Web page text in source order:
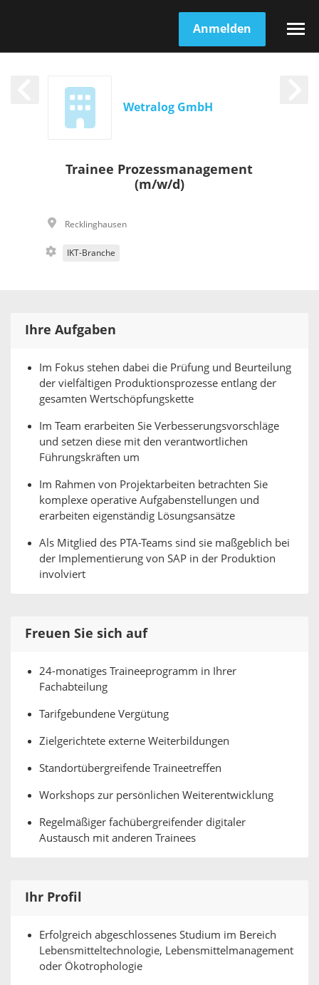
Anmelden
Wetralog GmbH
Trainee Prozessmanagement
(m/w/d)
Recklinghausen
IKT-Branche
Ihre Aufgaben
Im Fokus stehen dabei die Prüfung und Beurteilung
der vielfältigen Produktionsprozesse entlang der
gesamten Wertschöpfungskette
Im Team erarbeiten Sie Verbesserungsvorschläge
und setzen diese mit den verantwortlichen
Führungskräften um
Im Rahmen von Projektarbeiten betrachten Sie
komplexe operative Aufgabenstellungen und
erarbeiten eigenständig Lösungsansätze
Als Mitglied des PTA-Teams sind sie maßgeblich bei
der Implementierung von SAP in der Produktion
involviert
Freuen Sie sich auf
24-monatiges Traineeprogramm in Ihrer
Fachabteilung
Tarifgebundene Vergütung
Zielgerichtete externe Weiterbildungen
Standortübergreifende Traineetreffen
Workshops zur persönlichen Weiterentwicklung
Regelmäßiger fachübergreifender digitaler
Austausch mit anderen Trainees
Ihr Profil
Erfolgreich abgeschlossenes Studium im Bereich
Lebensmitteltechnologie, Lebensmittelmanagement
oder Ökotrophologie